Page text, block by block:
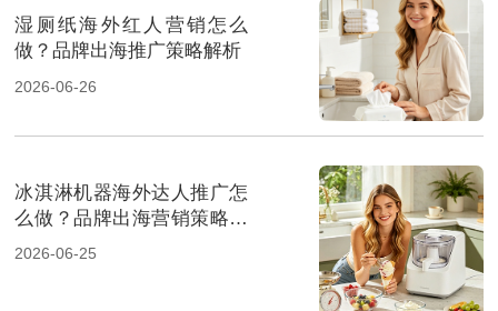
湿厕纸海外红人营销怎么
做？品牌出海推广策略解析
2026-06-26
冰淇淋机器海外达人推广怎
么做？品牌出海营销策略解
析
2026-06-25